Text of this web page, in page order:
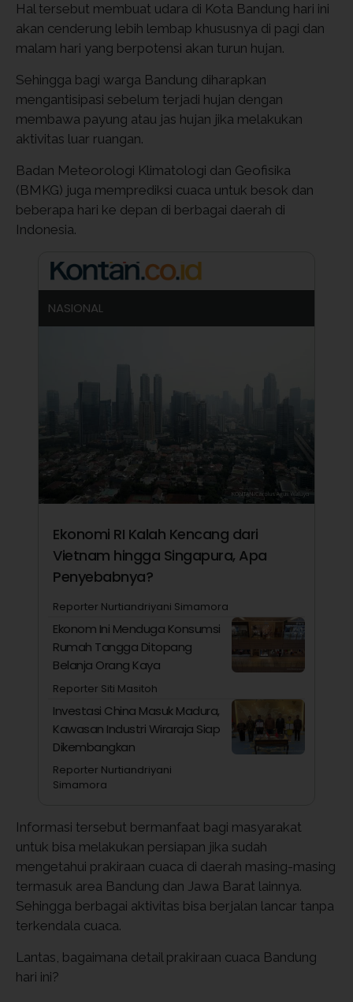
Hal tersebut membuat udara di Kota Bandung hari ini
akan cenderung lebih lembap khususnya di pagi dan
malam hari yang berpotensi akan turun hujan.
Sehingga bagi warga Bandung diharapkan
mengantisipasi sebelum terjadi hujan dengan
membawa payung atau jas hujan jika melakukan
aktivitas luar ruangan.
Badan Meteorologi Klimatologi dan Geofisika
(BMKG) juga memprediksi cuaca untuk besok dan
beberapa hari ke depan di berbagai daerah di
Indonesia.
NASIONAL
Ekonomi RI Kalah Kencang dari
Vietnam hingga Singapura, Apa
Penyebabnya?
Reporter Nurtiandriyani Simamora
Ekonom Ini Menduga Konsumsi
Rumah Tangga Ditopang
Belanja Orang Kaya
Reporter Siti Masitoh
Investasi China Masuk Madura,
Kawasan Industri Wiraraja Siap
Dikembangkan
Reporter Nurtiandriyani
Simamora
Informasi tersebut bermanfaat bagi masyarakat
untuk bisa melakukan persiapan jika sudah
mengetahui prakiraan cuaca di daerah masing-masing
termasuk area Bandung dan Jawa Barat lainnya.
Sehingga berbagai aktivitas bisa berjalan lancar tanpa
terkendala cuaca.
Lantas, bagaimana detail prakiraan cuaca Bandung
hari ini?